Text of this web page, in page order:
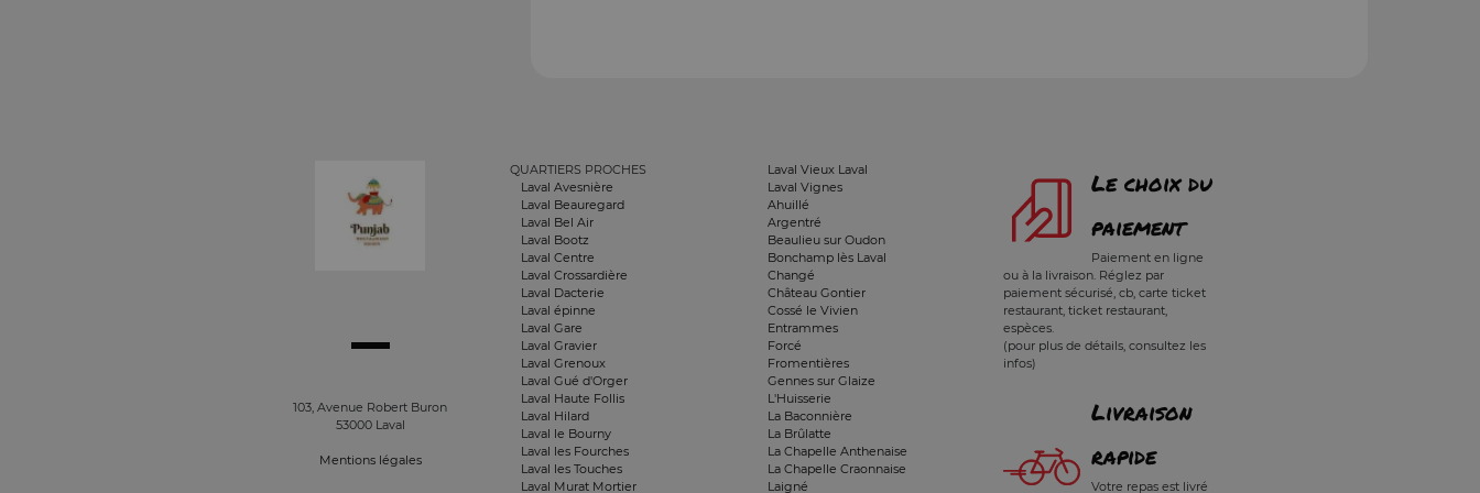
103, Avenue Robert Buron
53000 Laval
Mentions légales
QUARTIERS PROCHES
Laval Avesnière
Laval Beauregard
Laval Bel Air
Laval Bootz
Laval Centre
Laval Crossardière
Laval Dacterie
Laval épinne
Laval Gare
Laval Gravier
Laval Grenoux
Laval Gué d'Orger
Laval Haute Follis
Laval Hilard
Laval le Bourny
Laval les Fourches
Laval les Touches
Laval Murat Mortier
Laval Vieux Laval
Laval Vignes
Ahuillé
Argentré
Beaulieu sur Oudon
Bonchamp lès Laval
Changé
Château Gontier
Cossé le Vivien
Entrammes
Forcé
Fromentières
Gennes sur Glaize
L'Huisserie
La Baconnière
La Brûlatte
La Chapelle Anthenaise
La Chapelle Craonnaise
Laigné
Le choix du
paiement
Paiement en ligne
ou à la livraison. Réglez par
paiement sécurisé, cb, carte ticket
restaurant, ticket restaurant,
espèces.
(pour plus de détails, consultez les
infos)
Livraison
rapide
Votre repas est livré